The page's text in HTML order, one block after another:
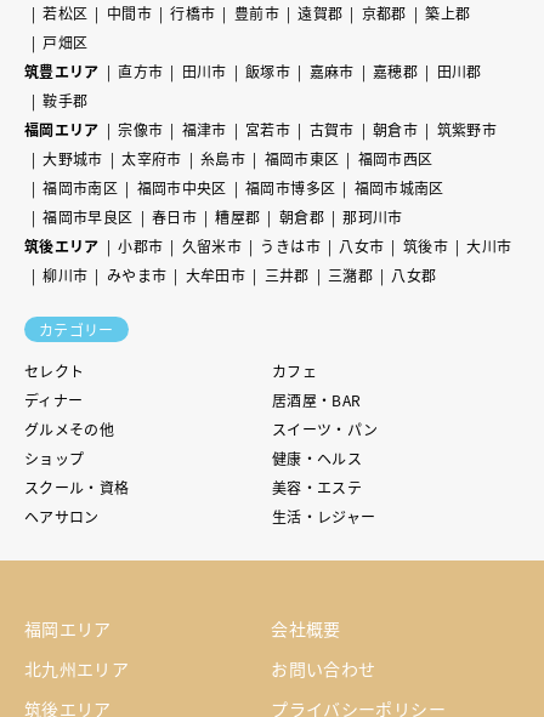
若松区
中間市 行橋市 豊前市 遠賀郡 京都郡
築上郡
戸畑区
筑豊エリア
直方市 田川市 飯塚市 嘉麻市 嘉穂郡
田川郡
鞍手郡
福岡エリア
宗像市 福津市 宮若市 古賀市 朝倉市
筑紫野市
大野城市
太宰府市 糸島市 福岡市東区
福岡市西区
福岡市南区
福岡市中央区 福岡市博多区
福岡市城南区
福岡市早良区
春日市 糟屋郡 朝倉郡
那珂川市
筑後エリア
小郡市 久留米市 うきは市 八女市 筑後市
大川市
柳川市
みやま市 大牟田市 三井郡 三潴郡 八女郡
カテゴリー
セレクト
カフェ
ディナー
居酒屋・BAR
グルメその他
スイーツ・パン
ショップ
健康・ヘルス
スクール・資格
美容・エステ
ヘアサロン
生活・レジャー
福岡エリア
北九州エリア
筑後エリア
会社概要
お問い合わせ
プライバシーポリシー